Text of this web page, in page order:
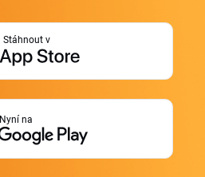
Stáhnout v
Nyní na